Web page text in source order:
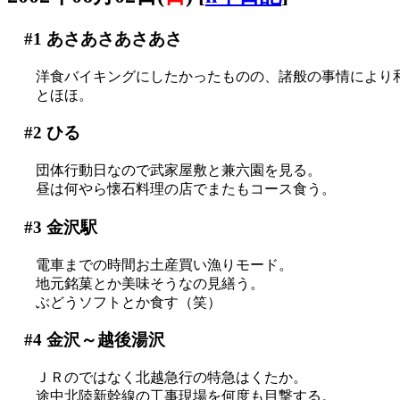
#1 あさあさあさあさ
洋食バイキングにしたかったものの、諸般の事情により
とほほ。
#2 ひる
団体行動日なので武家屋敷と兼六園を見る。
昼は何やら懐石料理の店でまたもコース食う。
#3 金沢駅
電車までの時間お土産買い漁りモード。
地元銘菓とか美味そうなの見繕う。
ぶどうソフトとか食す（笑）
#4金沢～越後湯沢
ＪＲのではなく北越急行の特急はくたか。
途中北陸新幹線の工事現場を何度も目撃する。